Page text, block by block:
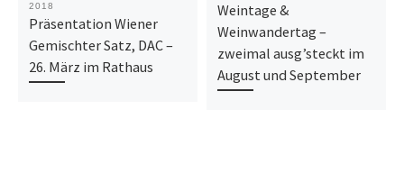
2018
Präsentation Wiener
Gemischter Satz, DAC –
26. März im Rathaus
Weintage &
Weinwandertag –
zweimal ausg’steckt im
August und September